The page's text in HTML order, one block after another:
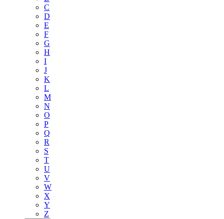
C
D
E
F
G
H
I
J
K
L
M
N
O
P
Q
R
S
T
U
V
W
X
Y
Z